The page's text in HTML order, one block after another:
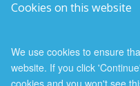
Cookies on this website
We use cookies to ensure
website. If you click
cookies and you won't see